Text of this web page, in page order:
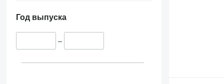
Год выпуска
–